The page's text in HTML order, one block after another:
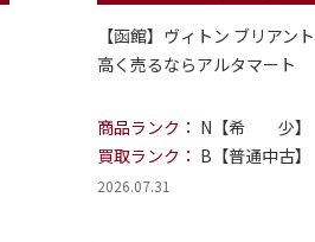
【函館】ヴィトン ブリアン
高く売るならアルタマート
商品ランク： N【希 少】
買取ランク： B【普通中古】
2026.07.31